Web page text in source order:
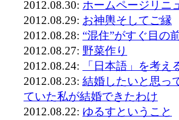
2012.08.30: ホームページリニ
2012.08.29: お神輿そしてご縁
2012.08.28: “混住”がすぐ目の
2012.08.27: 野菜作り
2012.08.24:
「日本語」を考え
2012.08.23: 結婚したいと思っ
ていた私が結婚できたわけ
2012.08.22: ゆるすということ